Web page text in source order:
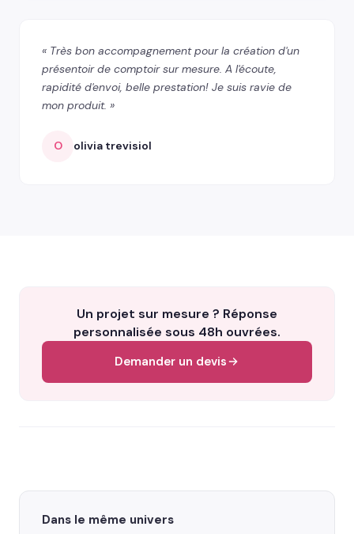
« Très bon accompagnement pour la création d'un
présentoir de comptoir sur mesure. A l'écoute,
rapidité d'envoi, belle prestation! Je suis ravie de
mon produit. »
O olivia trevisiol
Un projet sur mesure ? Réponse
personnalisée sous 48h ouvrées.
Demander un devis
Dans le même univers